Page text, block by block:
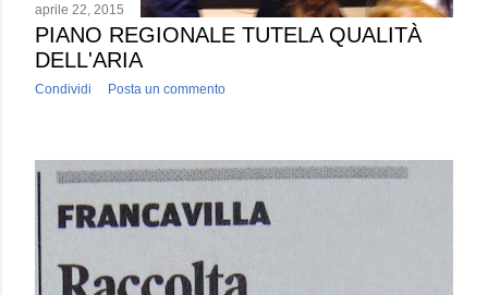
aprile 22, 2015
PIANO REGIONALE TUTELA QUALITÀ
DELL'ARIA
Condividi Posta un commento